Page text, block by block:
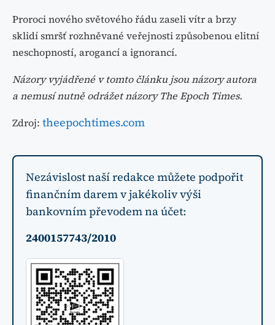
Proroci nového světového řádu zaseli vítr a brzy
sklidí smršť rozhněvané veřejnosti způsobenou elitní
neschopností, arogancí a ignorancí.
Názory vyjádřené v tomto článku jsou názory autora
a nemusí nutně odrážet názory The Epoch Times.
Zdroj: theepochtimes.com
Nezávislost naší redakce můžete podpořit
finančním darem v jakékoliv výši
bankovním převodem na účet:
2400157743/2010